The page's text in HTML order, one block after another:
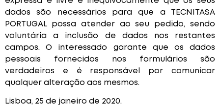
dados são necessários para que a TECNITASA
PORTUGAL possa atender ao seu pedido, sendo
voluntária a inclusão de dados nos restantes
campos. O interessado garante que os dados
pessoais fornecidos nos formulários são
verdadeiros e é responsável por comunicar
qualquer alteração aos mesmos.
Lisboa, 25 de janeiro de 2020.